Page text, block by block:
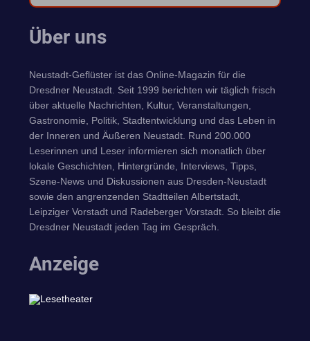
Über uns
Neustadt-Geflüster ist das Online-Magazin für die
Dresdner Neustadt. Seit 1999 berichten wir täglich frisch
über aktuelle Nachrichten, Kultur, Veranstaltungen,
Gastronomie, Politik, Stadtentwicklung und das Leben in
der Inneren und Äußeren Neustadt. Rund 200.000
Leserinnen und Leser informieren sich monatlich über
lokale Geschichten, Hintergründe, Interviews, Tipps,
Szene-News und Diskussionen aus Dresden-Neustadt
sowie den angrenzenden Stadtteilen Albertstadt,
Leipziger Vorstadt und Radeberger Vorstadt. So bleibt die
Dresdner Neustadt jeden Tag im Gespräch.
Anzeige